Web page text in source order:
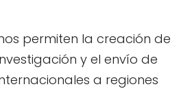
permiten la creación de
y el envío de
a regiones